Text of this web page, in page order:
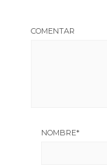
COMENTAR
NOMBRE*